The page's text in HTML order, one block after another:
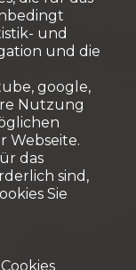
und
und die
google,
Nutzung
Webseite.
das
sind,
Sie